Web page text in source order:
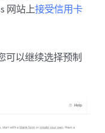
网站上接受信用卡
可以继续选择预制